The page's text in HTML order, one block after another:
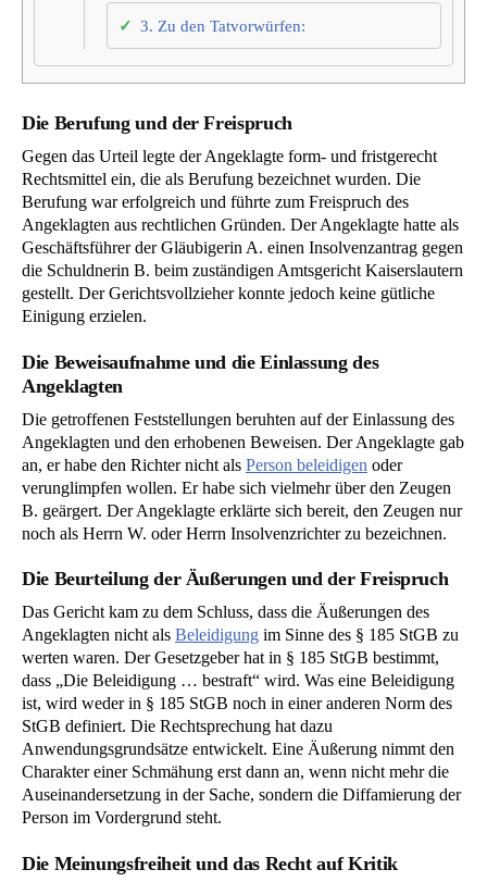
3. Zu den Tatvorwürfen:
Die Berufung und der Freispruch
Gegen das Urteil legte der Angeklagte form- und fristgerecht
Rechtsmittel ein, die als Berufung bezeichnet wurden. Die
Berufung war erfolgreich und führte zum Freispruch des
Angeklagten aus rechtlichen Gründen. Der Angeklagte hatte als
Geschäftsführer der Gläubigerin A. einen Insolvenzantrag gegen
die Schuldnerin B. beim zuständigen Amtsgericht Kaiserslautern
gestellt. Der Gerichtsvollzieher konnte jedoch keine gütliche
Einigung erzielen.
Die Beweisaufnahme und die Einlassung des
Angeklagten
Die getroffenen Feststellungen beruhten auf der Einlassung des
Angeklagten und den erhobenen Beweisen. Der Angeklagte gab
an, er habe den Richter nicht als Person beleidigen oder
verunglimpfen wollen. Er habe sich vielmehr über den Zeugen
B. geärgert. Der Angeklagte erklärte sich bereit, den Zeugen nur
noch als Herrn W. oder Herrn Insolvenzrichter zu bezeichnen.
Die Beurteilung der Äußerungen und der Freispruch
Das Gericht kam zu dem Schluss, dass die Äußerungen des
Angeklagten nicht als Beleidigung im Sinne des § 185 StGB zu
werten waren. Der Gesetzgeber hat in § 185 StGB bestimmt,
dass „Die Beleidigung … bestraft“ wird. Was eine Beleidigung
ist, wird weder in § 185 StGB noch in einer anderen Norm des
StGB definiert. Die Rechtsprechung hat dazu
Anwendungsgrundsätze entwickelt. Eine Äußerung nimmt den
Charakter einer Schmähung erst dann an, wenn nicht mehr die
Auseinandersetzung in der Sache, sondern die Diffamierung der
Person im Vordergrund steht.
Die Meinungsfreiheit und das Recht auf Kritik